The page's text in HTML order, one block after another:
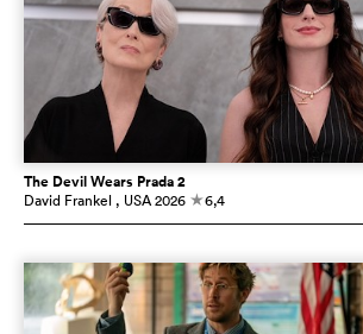
The Devil Wears Prada 2
David Frankel , USA2026 c6,4